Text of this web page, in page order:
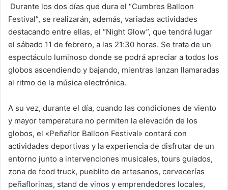
Durante los dos días que dura el “Cumbres Balloon
Festival”, se realizarán, además, variadas actividades
destacando entre ellas, el “Night Glow”, que tendrá lugar
el sábado 11 de febrero, a las 21:30 horas. Se trata de un
espectáculo luminoso donde se podrá apreciar a todos los
globos ascendiendo y bajando, mientras lanzan llamaradas
al ritmo de la música electrónica.
A su vez, durante el día, cuando las condiciones de viento
y mayor temperatura no permiten la elevación de los
globos, el «Peñaflor Balloon Festival» contará con
actividades deportivas y la experiencia de disfrutar de un
entorno junto a intervenciones musicales, tours guiados,
zona de food truck, pueblito de artesanos, cervecerías
peñaflorinas, stand de vinos y emprendedores locales,